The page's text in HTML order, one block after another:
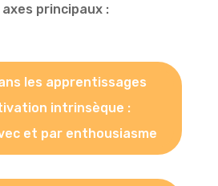
principaux :
les apprentissages
intrinsèque :
et par enthousiasme